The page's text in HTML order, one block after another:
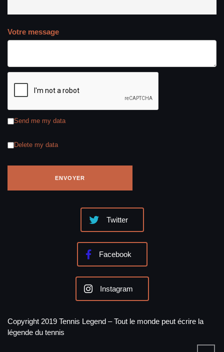
Votre message
Send me my data
Delete my data
Twitter
Facebook
Instagram
Copyright 2019 Tennis Legend – Tout le monde peut écrire la
légende du tennis